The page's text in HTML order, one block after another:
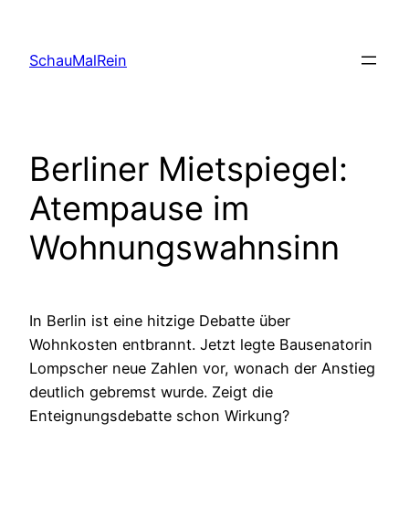
content
SchauMalRein
Berliner Mietspiegel:
Atempause im
Wohnungswahnsinn
In Berlin ist eine hitzige Debatte über
Wohnkosten entbrannt. Jetzt legte Bausenatorin
Lompscher neue Zahlen vor, wonach der Anstieg
deutlich gebremst wurde. Zeigt die
Enteignungsdebatte schon Wirkung?